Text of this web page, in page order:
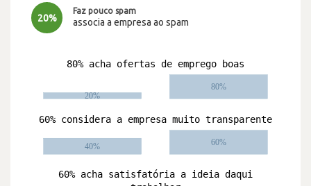
20%
Faz pouco spam
associa a empresa ao spam